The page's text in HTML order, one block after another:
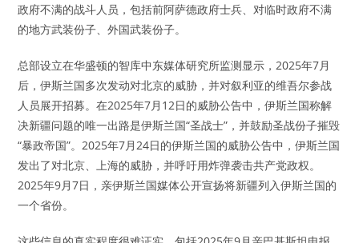
政府不满的战斗人员，包括前阿萨德政府士兵、对临时政府不满
的地方武装份子、外国武装份子。
总部设立在华盛顿的智库中东媒体研究所监测显示，2025年7月
后，伊斯兰国多次发动对北京的威胁，并对叙利亚的维吾尔参战
人员展开招募。在2025年7月12日的威胁公告中，伊斯兰国称解
决新疆问题的唯一出路是伊斯兰国“圣战士”，并鼓励圣战份子摧毁
“暴政帝国”。2025年7月24日的伊斯兰国的威胁公告中，伊斯兰国
发出了对北京、上海的威胁，并呼吁用炸弹袭击共产党政权。
2025年9月7日，亲伊斯兰国媒体公开宣扬将新疆列入伊斯兰国的
一个省份。